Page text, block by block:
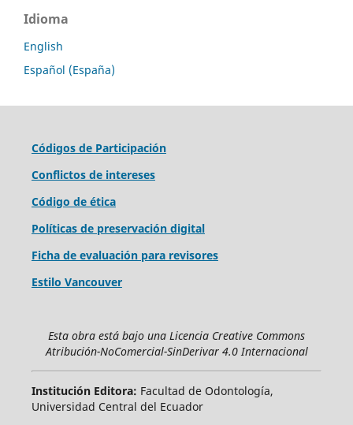
Idioma
English
Español (España)
Códigos de Participación
Conflictos de intereses
Código de ética
Políticas de preservación digital
Ficha de evaluación para revisores
Estilo Vancouver
Esta obra está bajo una Licencia Creative Commons
Atribución-NoComercial-SinDerivar 4.0 Internacional
Institución Editora: Facultad de Odontología,
Universidad Central del Ecuador